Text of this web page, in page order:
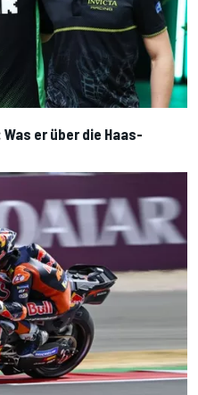
er über die Haas-